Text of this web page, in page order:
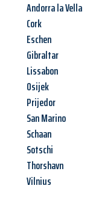
Andorra la Vella
Cork
Eschen
Gibraltar
Lissabon
Osijek
Prijedor
San Marino
Schaan
Sotschi
Thorshavn
Vilnius